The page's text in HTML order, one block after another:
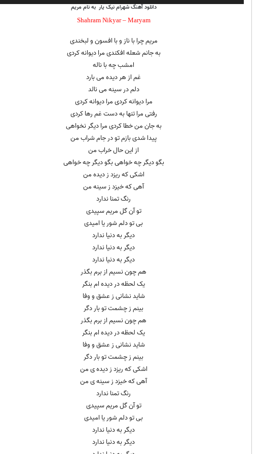
دانلود آهنگ شهرام نیک یار به نام مریم
Shahram Nikyar – Maryam
مریم چرا با ناز و با افسون و لبخندی
به جانم شعله افکندی مرا دیوانه کردی
امشب چه با ناله
غم از هر دیده می بارد
دلم در سینه می نالد
مرا دیوانه کردی مرا دیوانه کردی
رفتی مرا تنها به دست غم رها کردی
به جان من خطا کردی مرا دیگر نخواهی
پیدا شدی بازم تو در جام شراب من
از این حال خراب من
بگو دیگر چه خواهی بگو دیگر چه خواهی
اشکی که ریزد ز دیده من
آهی که خیزد ز سینه من
رنگ تمنا ندارد
تو آن گل مریم سپیدی
بی تو دلم شور یا امیدی
دیگر به دنیا ندارد
دیگر به دنیا ندارد
دیگر به دنیا ندارد
هم چون نسیم از برم بگذر
یک لحظه در دیده ام بنگر
شاید نشانی ز عشق و وفا
بینم ز چشمت تو بار دگر
هم چون نسیم از برم بگذر
یک لحظه در دیده ام بنگر
شاید نشانی ز عشق و وفا
بینم ز چشمت تو بار دگر
اشکی که ریزد ز دیده ی من
آهی که خیزد ز سینه ی من
رنگ تمنا ندارد
تو آن گل مریم سپیدی
بی تو دلم شور یا امیدی
دیگر به دنیا ندارد
دیگر به دنیا ندارد